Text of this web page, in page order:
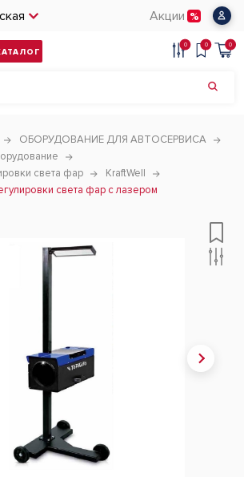
Акции
0 0 0
ОБОРУДОВАНИЕ ДЛЯ АВТОСЕРВИСА
света фар
KraftWell
света фар с лазером